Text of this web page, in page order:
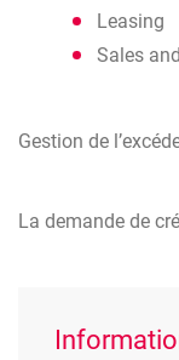
Leasing
Sales
Gestion de
La demande de